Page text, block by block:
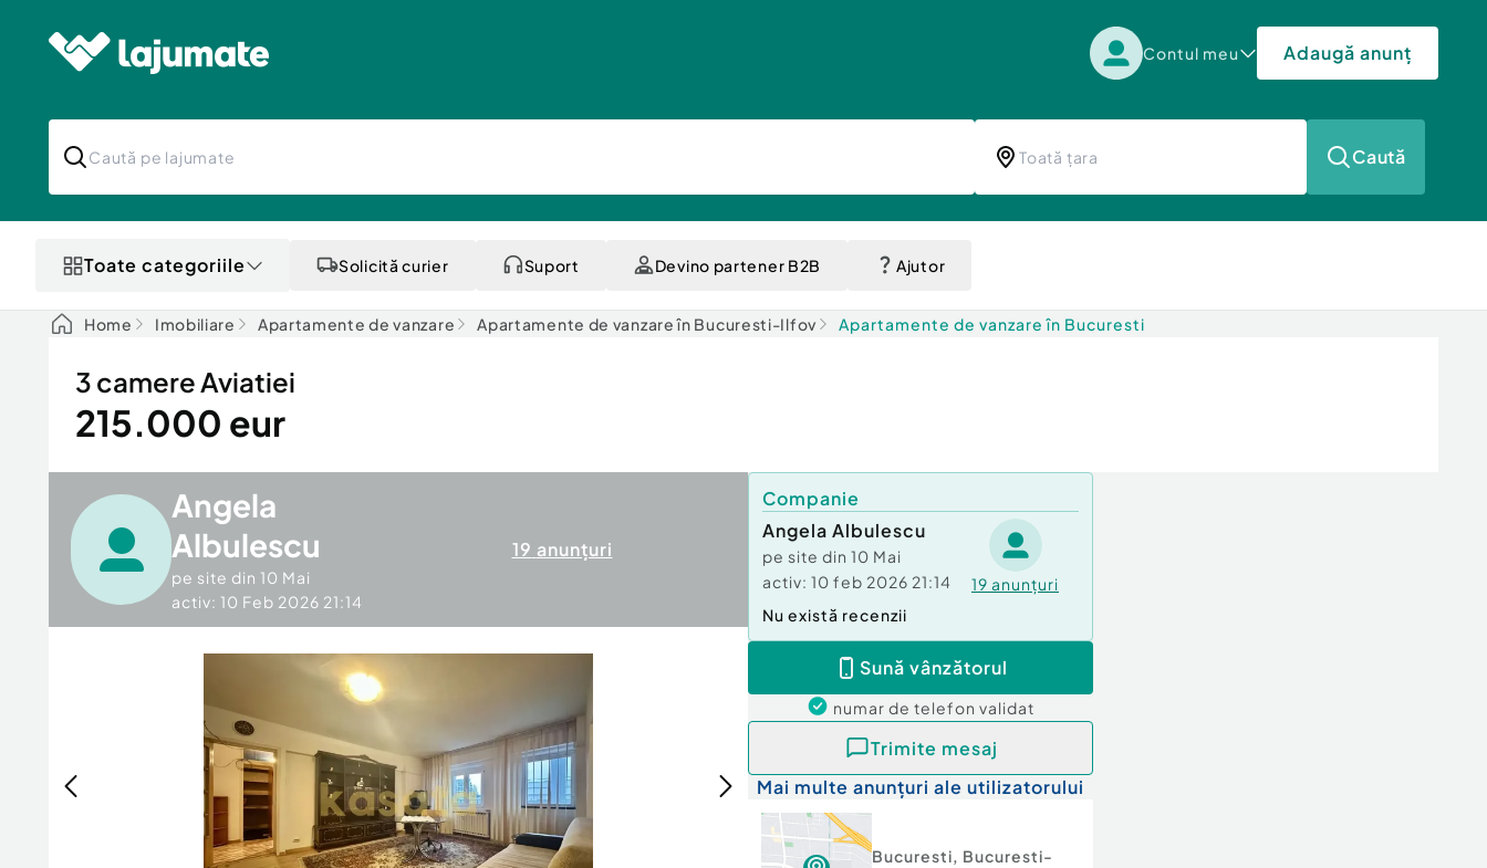
Contul meu Adaugă anunț
Caută
Toate categoriile Solicită curier Suport Devino partener B2B Ajutor
Home Imobiliare Apartamente de vanzare Apartamente de vanzare în Bucuresti-Ilfov Apartamente de vanzare în Bucuresti
3 camere Aviatiei
215.000 eur
Angela
Albulescu
pe site din 10 Mai
activ: 10 Feb 2026 21:14
19 anunțuri
Companie
Angela Albulescu
pe site din 10 Mai
activ: 10 feb 2026 21:14 19 anunțuri
Nu există recenzii
Sună vânzătorul
numar de telefon validat
Trimite mesaj
Mai multe anunțuri ale utilizatorului
Bucuresti, Bucuresti-